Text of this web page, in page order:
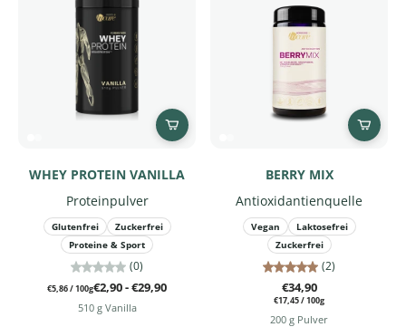
WHEY PROTEIN VANILLA
Proteinpulver
Glutenfrei
Zuckerfrei
Proteine & Sport
(0)
€5,86/100g€2,90 - €29,90
510 g Vanilla
BERRY MIX
Antioxidantienquelle
Vegan
Laktosefrei
Zuckerfrei
(2)
€34,90
€17,45/100g
200 g Pulver